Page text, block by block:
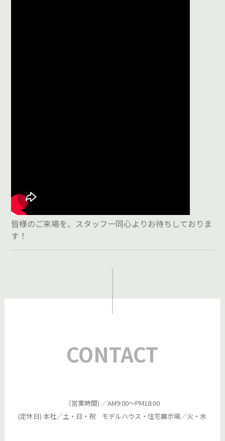
皆様のご来場を、スタッフ一同心よりお待ちしておりま
す！
CONTACT
（営業時間) ／AM9:00～PM18:00
(定休日) 本社／土・日・祝 モデルハウス・住宅展示場／火・水